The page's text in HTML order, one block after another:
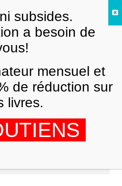
Forum
subsides.
a besoin de
mensuel et
de réduction sur
livres.